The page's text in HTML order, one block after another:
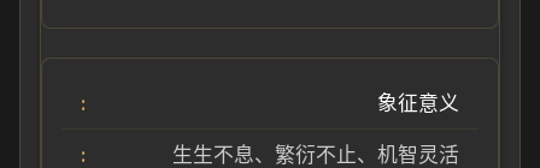
象征意义
生生不息、繁衍不止、机智灵活